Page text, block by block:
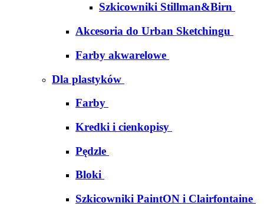
Szkicowniki Stillman&Birn
Akcesoria do Urban Sketchingu
Farby akwarelowe
Dla plastyków
Farby
Kredki i cienkopisy
Pędzle
Bloki
Szkicowniki PaintON i Clairfontaine